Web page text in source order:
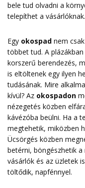
bele tud olvadni a
telepíthet a vásárlóknak.
Egy okospad nem
többet tud. A
korszerű berendezés,
is eltöltenek egy ilyen
tudásának. Mire
kívül? Az okospadon
nézegetés közben
kávézóba beülni. Ha a
megtehetik, miközben
Ücsörgés közben
betérni, böngészhetik
vásárlók és az üzletek
töltődik, napfénnyel.